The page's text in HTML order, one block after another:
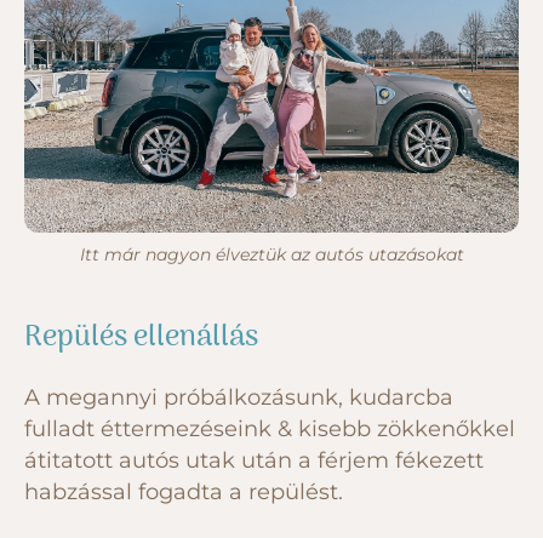
Itt már nagyon élveztük az autós utazásokat
Repülés ellenállás
A megannyi próbálkozásunk, kudarcba
fulladt éttermezéseink & kisebb zökkenőkkel
átitatott autós utak után a férjem fékezett
habzással fogadta a repülést.